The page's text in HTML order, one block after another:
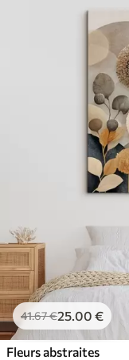
41.67€25.00 €
Fleurs abstraites